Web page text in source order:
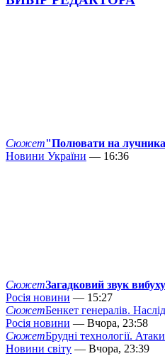
Сюжет"Полювати на лучника,
Новини України — 16:36
СюжетЗагадковий звук
Росія новини — 15:27
СюжетБенкет генералів.
Росія новини — Вчора, 23:58
СюжетБрудні технології.
Новини світу — Вчора, 23:39